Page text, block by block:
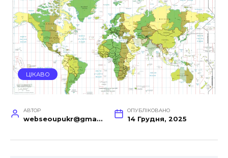
ЦІКАВО
АВТОР
webseoupukr@gmail.com
ОПУБЛІКОВАНО
14 Грудня, 2025